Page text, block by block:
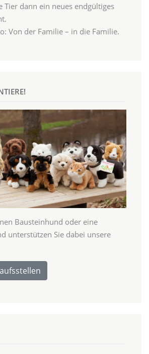
Tier dann ein neues endgültiges
Von der Familie – in die Familie.
Bausteinhund oder eine
unterstützen Sie dabei unsere